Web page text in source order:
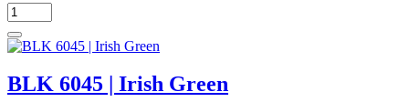
BLK 6045 | Irish Green